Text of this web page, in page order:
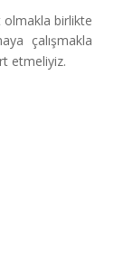
olmakla birlikte
çalışmakla
etmeliyiz.